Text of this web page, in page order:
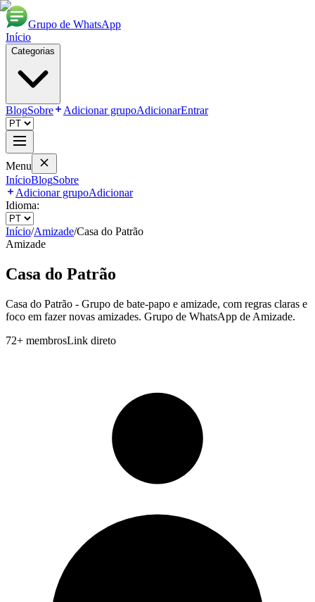
Grupo de WhatsApp
Início
Categorias
BlogSobre Adicionar grupoAdicionarEntrar
Menu
InícioBlogSobre
Adicionar grupoAdicionar
Idioma:
Início/Amizade/Casa do Patrão
Amizade
Casa do Patrão
Casa do Patrão - Grupo de bate-papo e amizade, com regras claras e
foco em fazer novas amizades. Grupo de WhatsApp de Amizade.
72+ membrosLink direto